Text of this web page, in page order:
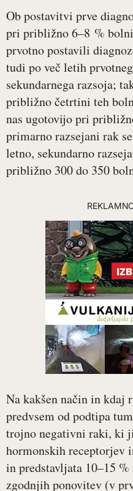
Ob postavitvi prve
pri približno 6–8 %
prvotno postavili
tudi po več letih
sekundarnega razsoja;
približno četrtini teh
nas ugotovijo pri
primarno razsejani rak
letno, sekundarno
približno 300 do 350
Na kakšen način in kdaj
predvsem od podtipa
trojno negativni raki, ki
hormonskih receptorjev
in predstavljata 10–15
zgodnjih ponovitev (v